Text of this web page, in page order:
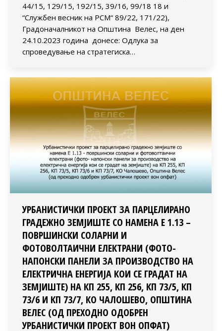
44/15, 129/15, 192/15, 39/16, 99/18 18 и
“Службен весник на РСМ“ 89/22, 171/22),
Градоначалникот на Општина Велес, на ден
24.10.2023 година донесе: Одлука за
спроведување на стратегиска…
УРБАНИСТИЧКИ ПРОЕКТ ЗА ПАРЦЕЛИРАНО
ГРАДЕЖНО ЗЕМЈИШТЕ СО НАМЕНА Е 1.13 –
ПОВРШИНСКИ СОЛАРНИ И
ФОТОВОЛТАИЧНИ ЕЛЕКТРАНИ (ФОТО-
НАПОНСКИ ПАНЕЛИ ЗА ПРОИЗВОДСТВО НА
ЕЛЕКТРИЧНА ЕНЕРГИЈА КОИ СЕ ГРАДАТ НА
ЗЕМЈИШТЕ) НА КП 255, КП 256, КП 73/5, КП
73/6 И КП 73/7, КО ЧАЛОШЕВО, ОПШТИНА
ВЕЛЕС (ОД ПРЕХОДНО ОДОБРЕН
УРБАНИСТИЧКИ ПРОЕКТ ВОН ОПФАТ)